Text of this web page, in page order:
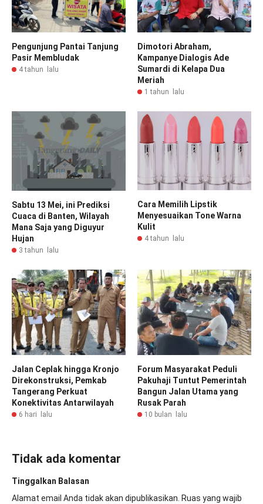
Pengunjung Pantai Tanjung
Pasir Membludak
4 tahun lalu
Dimotori Abraham,
Kampanye Dialogis Ade
Sumardi di Kelapa Dua
Meriah
1 tahun lalu
Sabtu 13 Mei, ini Prediksi
Cuaca di Banten, Wilayah
Mana Saja yang Diguyur
Hujan
3 tahun lalu
Cara Memilih Lipstik
Menyesuaikan Tone Warna
Kulit
4 tahun lalu
Jalan Ceplak hingga Kronjo
Direkonstruksi, Pemkab
Tangerang Perkuat
Konektivitas Antarwilayah
6 hari lalu
Forum Masyarakat Peduli
Pakuhaji Tuntut Pemerintah
Bangun Jalan Utama yang
Rusak Parah
10 bulan lalu
Tidak ada komentar
Tinggalkan Balasan
Alamat email Anda tidak akan dipublikasikan. Ruas yang wajib